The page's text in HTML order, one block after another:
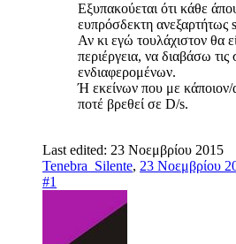
Εξυπακούεται ότι κάθε
ευπρόσδεκτη ανεξαρτήτως
Αν κι εγώ τουλάχιστον θα
περιέργεια, να διαβάσω
ενδιαφερομένων.
Ή εκείνων που με κάποιον/
ποτέ βρεθεί σε D/s.
Last edited: 23 Νοεμβρίου 2015
Tenebra_Silente, 23 Νοεμβρίου
#1